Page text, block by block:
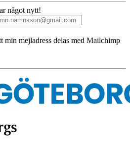
något nytt!
min mejladress delas med Mailchimp